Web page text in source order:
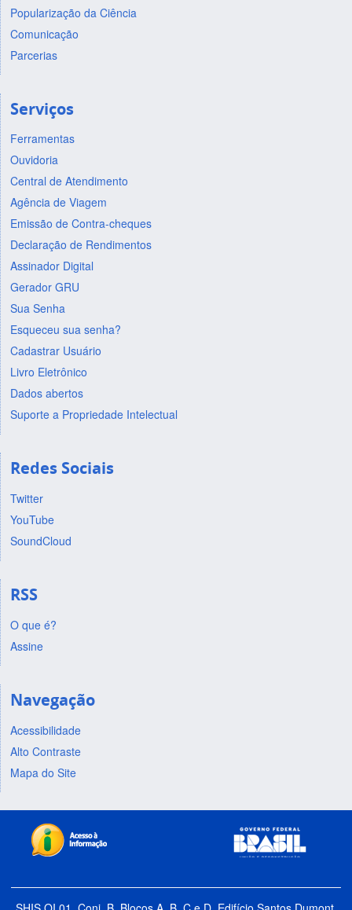
Popularização da Ciência
Comunicação
Parcerias
Serviços
Ferramentas
Ouvidoria
Central de Atendimento
Agência de Viagem
Emissão de Contra-cheques
Declaração de Rendimentos
Assinador Digital
Gerador GRU
Sua Senha
Esqueceu sua senha?
Cadastrar Usuário
Livro Eletrônico
Dados abertos
Suporte a Propriedade Intelectual
Redes Sociais
Twitter
YouTube
SoundCloud
RSS
O que é?
Assine
Navegação
Acessibilidade
Alto Contraste
Mapa do Site